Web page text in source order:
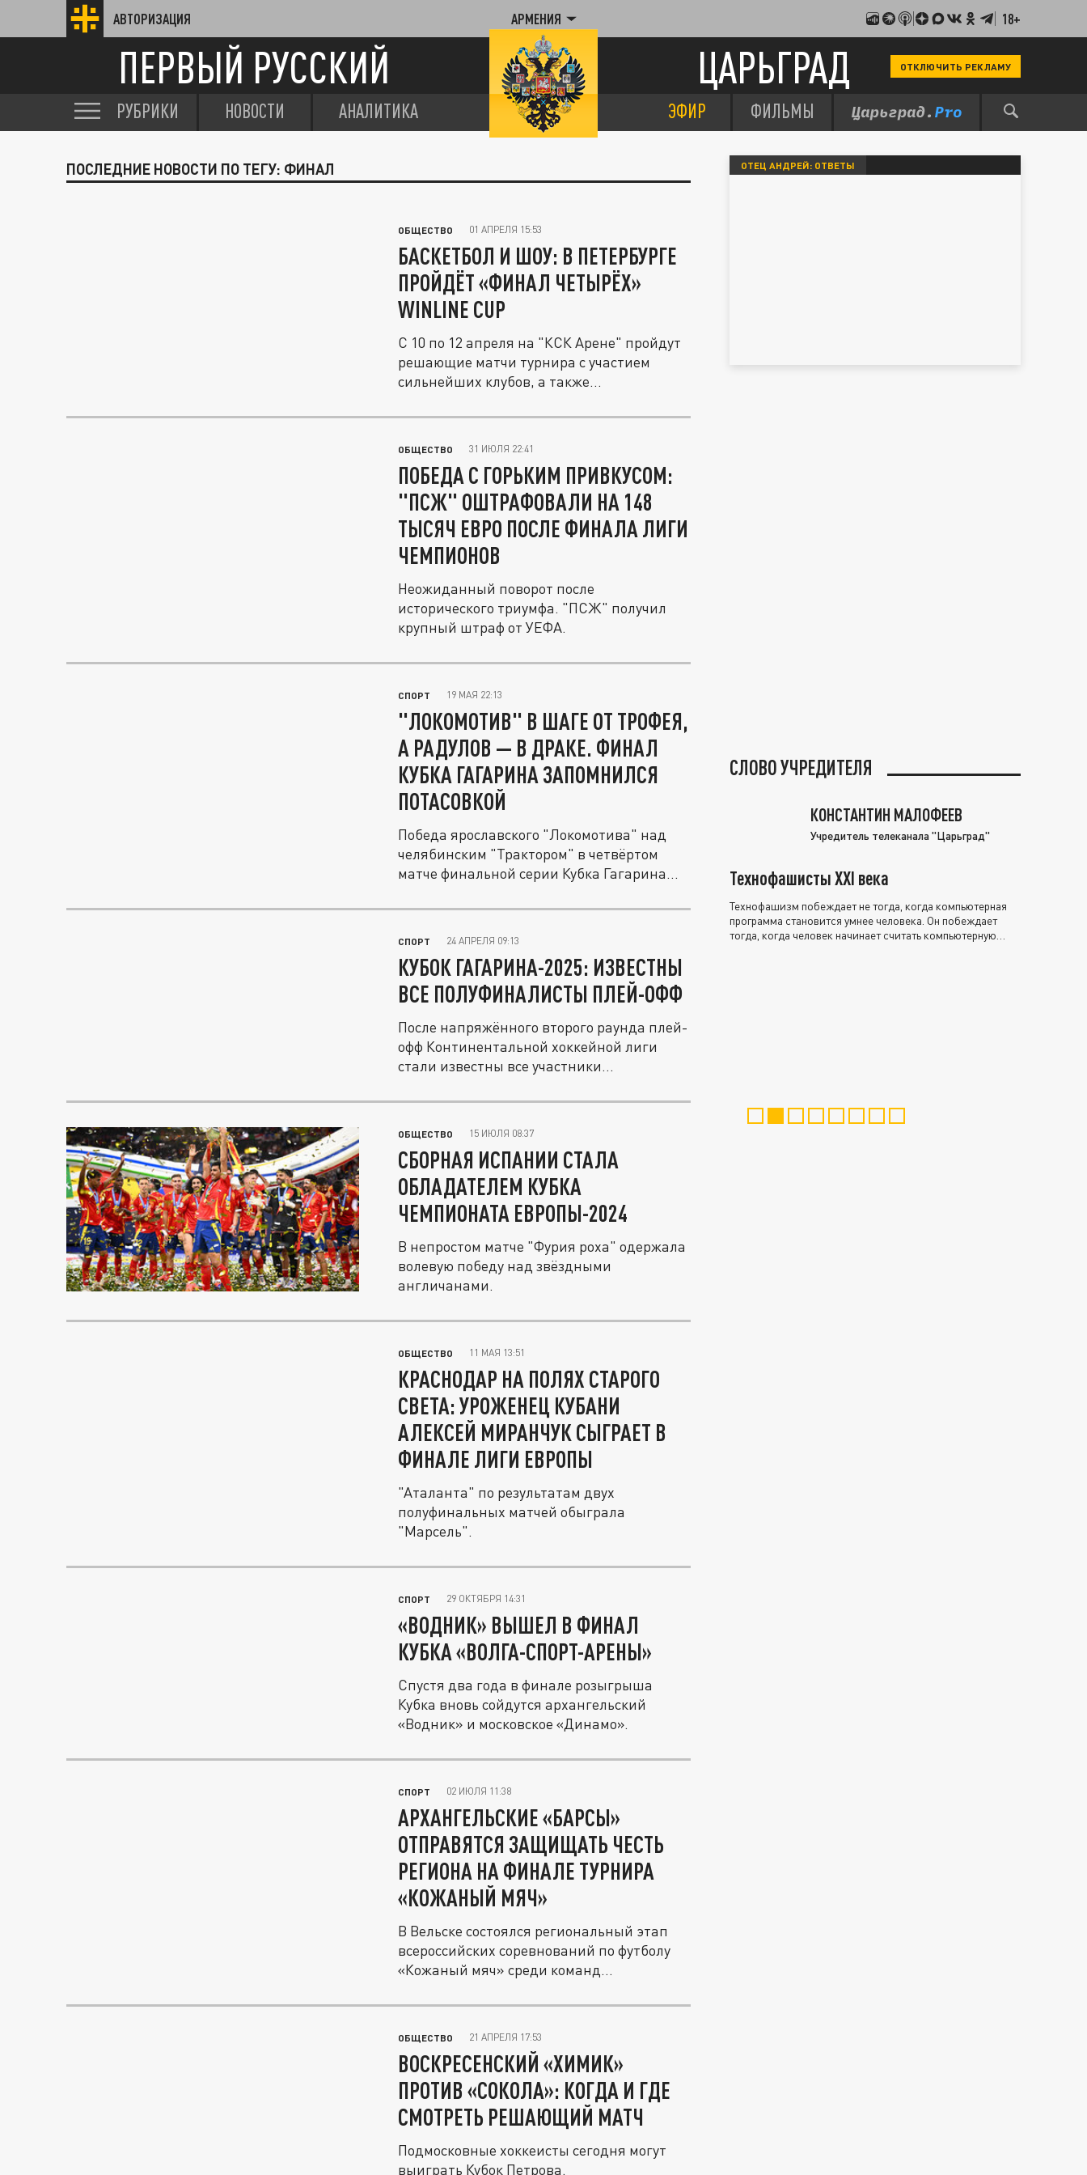
АВТОРИЗАЦИЯ АРМЕНИЯ 18+
ПЕРВЫЙ РУССКИЙ ЦАРЬГРАД ОТКЛЮЧИТЬ РЕКЛАМУ
РУБРИКИ НОВОСТИ АНАЛИТИКА ЭФИР ФИЛЬМЫ
ПОСЛЕДНИЕ НОВОСТИ ПО ТЕГУ: ФИНАЛ
ОБЩЕСТВО 01 АПРЕЛЯ 15:53
БАСКЕТБОЛ И ШОУ: В ПЕТЕРБУРГЕ
ПРОЙДЁТ «ФИНАЛ ЧЕТЫРЁХ»
WINLINE CUP
С 10 по 12 апреля на "КСК Арене" пройдут
решающие матчи турнира с участием
сильнейших клубов, а также...
ОБЩЕСТВО 31 ИЮЛЯ 22:41
ПОБЕДА С ГОРЬКИМ ПРИВКУСОМ:
"ПСЖ" ОШТРАФОВАЛИ НА 148
ТЫСЯЧ ЕВРО ПОСЛЕ ФИНАЛА ЛИГИ
ЧЕМПИОНОВ
Неожиданный поворот после
исторического триумфа. "ПСЖ" получил
крупный штраф от УЕФА.
СПОРТ 19 МАЯ 22:13
"ЛОКОМОТИВ" В ШАГЕ ОТ ТРОФЕЯ,
А РАДУЛОВ — В ДРАКЕ. ФИНАЛ
КУБКА ГАГАРИНА ЗАПОМНИЛСЯ
ПОТАСОВКОЙ
Победа ярославского "Локомотива" над
челябинским "Трактором" в четвёртом
матче финальной серии Кубка Гагарина...
СПОРТ 24 АПРЕЛЯ 09:13
КУБОК ГАГАРИНА-2025: ИЗВЕСТНЫ
ВСЕ ПОЛУФИНАЛИСТЫ ПЛЕЙ-ОФФ
После напряжённого второго раунда плей-
офф Континентальной хоккейной лиги
стали известны все участники...
ОБЩЕСТВО 15 ИЮЛЯ 08:37
СБОРНАЯ ИСПАНИИ СТАЛА
ОБЛАДАТЕЛЕМ КУБКА
ЧЕМПИОНАТА ЕВРОПЫ-2024
В непростом матче "Фурия роха" одержала
волевую победу над звёздными
англичанами.
ОБЩЕСТВО 11 МАЯ 13:51
КРАСНОДАР НА ПОЛЯХ СТАРОГО
СВЕТА: УРОЖЕНЕЦ КУБАНИ
АЛЕКСЕЙ МИРАНЧУК СЫГРАЕТ В
ФИНАЛЕ ЛИГИ ЕВРОПЫ
"Аталанта" по результатам двух
полуфинальных матчей обыграла
"Марсель".
СПОРТ 29 ОКТЯБРЯ 14:31
«ВОДНИК» ВЫШЕЛ В ФИНАЛ
КУБКА «ВОЛГА-СПОРТ-АРЕНЫ»
Спустя два года в финале розыгрыша
Кубка вновь сойдутся архангельский
«Водник» и московское «Динамо».
СПОРТ 02 ИЮЛЯ 11:38
АРХАНГЕЛЬСКИЕ «БАРСЫ»
ОТПРАВЯТСЯ ЗАЩИЩАТЬ ЧЕСТЬ
РЕГИОНА НА ФИНАЛЕ ТУРНИРА
«КОЖАНЫЙ МЯЧ»
В Вельске состоялся региональный этап
всероссийских соревнований по футболу
«Кожаный мяч» среди команд...
ОБЩЕСТВО 21 АПРЕЛЯ 17:53
ВОСКРЕСЕНСКИЙ «ХИМИК»
ПРОТИВ «СОКОЛА»: КОГДА И ГДЕ
СМОТРЕТЬ РЕШАЮЩИЙ МАТЧ
Подмосковные хоккеисты сегодня могут
выиграть Кубок Петрова.
ОТЕЦ АНДРЕЙ: ОТВЕТЫ
СЛОВО УЧРЕДИТЕЛЯ
КОНСТАНТИН МАЛОФЕЕВ
Учредитель телеканала "Царьград"
Технофашисты XXI века
Технофашизм побеждает не тогда, когда компьютерная
программа становится умнее человека. Он побеждает
тогда, когда человек начинает считать компьютерную